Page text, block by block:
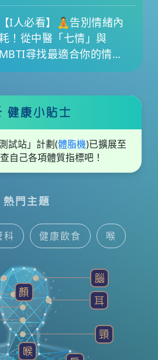
熱門主題
科 健康飲食 喉
耳鼻喉科 腦神經內/外科
髮 精神科
健康小貼士
試站」計劃(體脂機)已擴展至
自己各項體質指標吧！
化
【I人必看】🧘告別情緒內
！從中醫「七情」與
MBTI尋找最適合你的情緒
生提案
顏
腦
耳
頸
喉